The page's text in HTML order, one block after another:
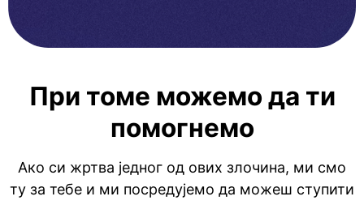
При томе можемо да ти
помогнемо
Ако си жртва једног од ових злочина, ми смо
ту за тебе и ми посредујемо да можеш ступити